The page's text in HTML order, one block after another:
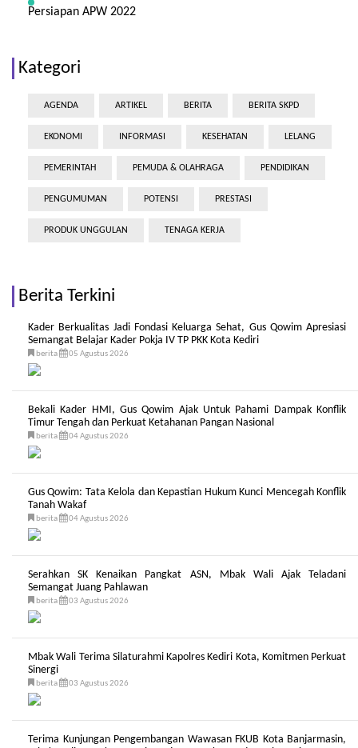
Persiapan APW 2022
Kategori
AGENDA ARTIKEL BERITA BERITA SKPD
EKONOMI INFORMASI KESEHATAN LELANG
PEMERINTAH PEMUDA & OLAHRAGA PENDIDIKAN
PENGUMUMAN POTENSI PRESTASI
PRODUK UNGGULAN TENAGA KERJA
Berita Terkini
Kader Berkualitas Jadi Fondasi Keluarga Sehat, Gus Qowim Apresiasi
Semangat Belajar Kader Pokja IV TP PKK Kota Kediri
berita 05 Agustus 2026
Bekali Kader HMI, Gus Qowim Ajak Untuk Pahami Dampak Konflik
Timur Tengah dan Perkuat Ketahanan Pangan Nasional
berita 04 Agustus 2026
Gus Qowim: Tata Kelola dan Kepastian Hukum Kunci Mencegah Konflik
Tanah Wakaf
berita 04 Agustus 2026
Serahkan SK Kenaikan Pangkat ASN, Mbak Wali Ajak Teladani
Semangat Juang Pahlawan
berita 03 Agustus 2026
Mbak Wali Terima Silaturahmi Kapolres Kediri Kota, Komitmen Perkuat
Sinergi
berita 03 Agustus 2026
Terima Kunjungan Pengembangan Wawasan FKUB Kota Banjarmasin,